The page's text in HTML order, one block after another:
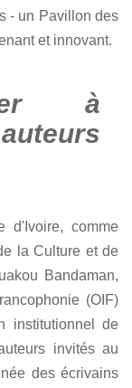
- un Pavillon des
et innovant.
à
d'Ivoire, comme
la Culture et de
Bandaman,
(OIF)
institutionnel de
invités au
des écrivains